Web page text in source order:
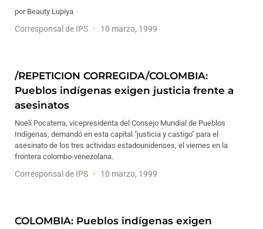
por Beauty Lupiya
Corresponsal de IPS 10 marzo, 1999
/REPETICION CORREGIDA/COLOMBIA:
Pueblos indígenas exigen justicia frente a
asesinatos
Noelí Pocaterra, vicepresidenta del Consejo Mundial de Pueblos
Indígenas, demandó en esta capital "justicia y castigo" para el
asesinato de los tres actividas estadounidenses, el viernes en la
frontera colombo-venezolana.
Corresponsal de IPS 10 marzo, 1999
COLOMBIA: Pueblos indígenas exigen